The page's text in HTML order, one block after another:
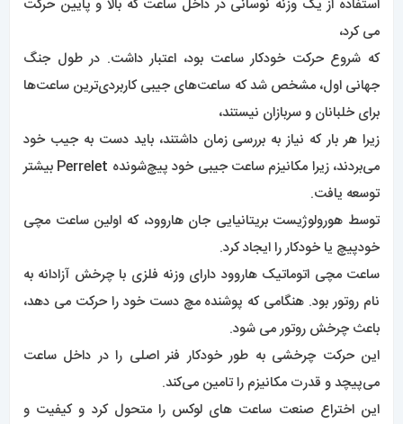
استفاده از یک وزنه نوسانی در داخل ساعت که بالا و پایین حرکت
می کرد،
که شروع حرکت خودکار ساعت بود، اعتبار داشت. در طول جنگ
جهانی اول، مشخص شد که ساعت‌های جیبی کاربردی‌ترین ساعت‌ها
برای خلبانان و سربازان نیستند،
زیرا هر بار که نیاز به بررسی زمان داشتند، باید دست به جیب خود
می‌بردند، زیرا مکانیزم ساعت جیبی خود پیچ‌شونده Perrel et
بیشتر
توسعه یافت.
توسط هورولوژیست بریتانیایی جان هاروود، که اولین ساعت مچی
خودپیچ یا خودکار را ایجاد کرد.
ساعت مچی اتوماتیک هاروود دارای وزنه فلزی با چرخش آزادانه به
نام روتور بود. هنگامی که پوشنده مچ دست خود را حرکت می دهد،
باعث چرخش روتور می شود.
این حرکت چرخشی به طور خودکار فنر اصلی را در داخل ساعت
می‌پیچد و قدرت مکانیزم را تامین می‌کند.
این اختراع صنعت ساعت های لوکس را متحول کرد و کیفیت و